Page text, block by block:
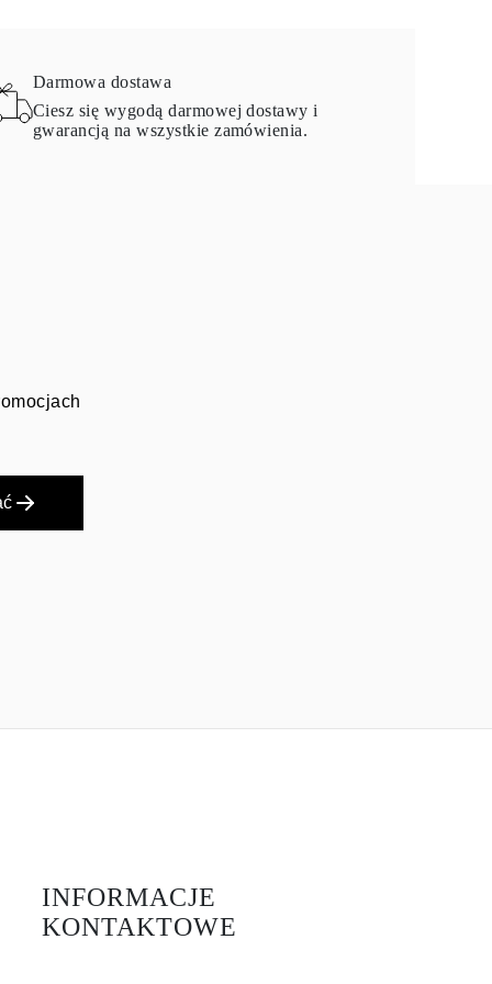
Darmowa dostawa
Ciesz się wygodą darmowej dostawy i
gwarancją na wszystkie zamówienia.
INFORMACJE
KONTAKTOWE